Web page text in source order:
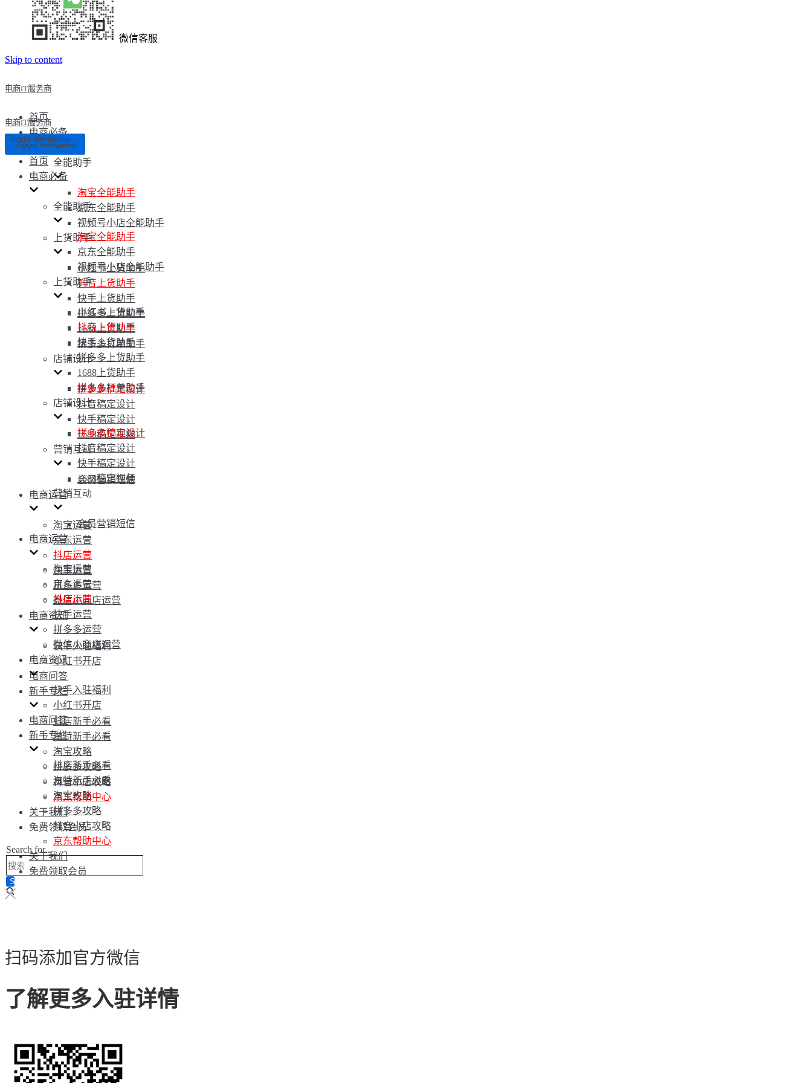
微信客服
Skip to content
电商IT服务商
首页
电商必备
全能助手
淘宝全能助手
京东全能助手
视频号小店全能助手
上货助手
小红书上货助手
抖音上货助手
快手上货助手
拼多多上货助手
1688上货助手
拼多多打单助手
店铺设计
拼多多稿定设计
抖音稿定设计
快手稿定设计
1688稿定视频
营销互动
会员营销短信
电商运营
淘宝运营
京东运营
抖店运营
快手运营
拼多多运营
微信小商店运营
电商资讯
快手入驻福利
小红书开店
电商问答
新手专栏
抖店新手必看
淘特新手必看
淘宝攻略
拼多多攻略
抖音小店攻略
京东帮助中心
关于我们
免费领取会员
Search for...
电商IT服务商
Toggle Navigation
Toggle Navigation
首页
电商必备
全能助手
淘宝全能助手
京东全能助手
视频号小店全能助手
上货助手
小红书上货助手
抖音上货助手
快手上货助手
拼多多上货助手
1688上货助手
拼多多打单助手
店铺设计
拼多多稿定设计
抖音稿定设计
快手稿定设计
1688稿定视频
营销互动
会员营销短信
电商运营
淘宝运营
京东运营
抖店运营
快手运营
拼多多运营
微信小商店运营
电商资讯
快手入驻福利
小红书开店
电商问答
新手专栏
抖店新手必看
淘特新手必看
淘宝攻略
拼多多攻略
抖音小店攻略
京东帮助中心
关于我们
免费领取会员
扫码添加官方微信
了解更多入驻详情